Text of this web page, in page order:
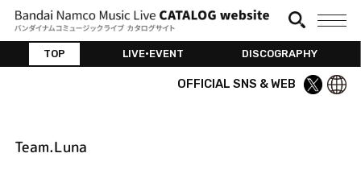
TOP LIVE•EVENT DISCOGRAPHY
OFFICIAL SNS & WEB
Team.Luna